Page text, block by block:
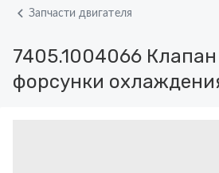
Запчасти двигателя
7405.1004066
форсунки